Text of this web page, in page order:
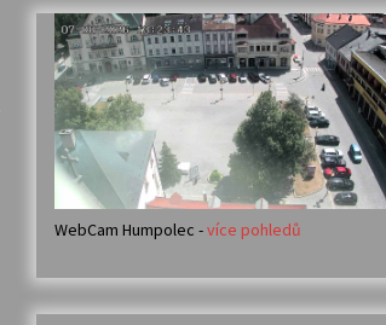
Veselí muzikanti
30. 7. 2026
Votavžatský ploty
23. 7. 2026
14. 7. 2026
WebCam Humpolec -více pohledů